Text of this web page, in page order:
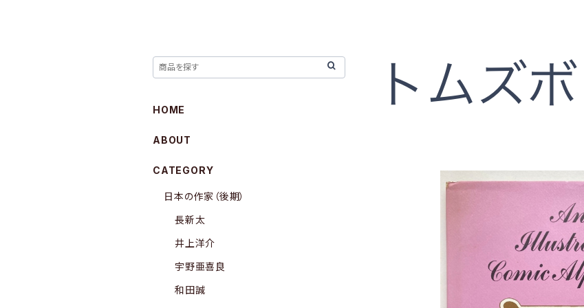
HOME
ABOUT
CATEGORY
日本の作家（後期）
長新太
井上洋介
宇野亜喜良
和田誠